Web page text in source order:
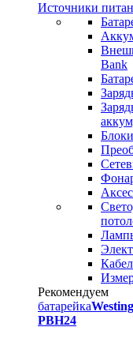
Источники
Bank
Рекомендуем
батарейка
PBH24